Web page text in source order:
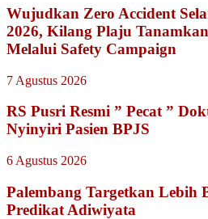
Wujudkan Zero Accident
2026, Kilang Plaju
Melalui Safety Campaign
7 Agustus 2026
RS Pusri Resmi ” Pecat ”
Nyinyiri Pasien BPJS
6 Agustus 2026
Palembang Targetkan Lebih
Predikat Adiwiyata